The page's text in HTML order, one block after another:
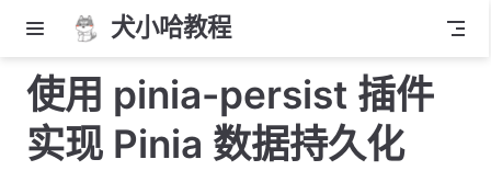
犬小哈教程
使用 pinia-persist 插件
实现 Pinia 数据持久化